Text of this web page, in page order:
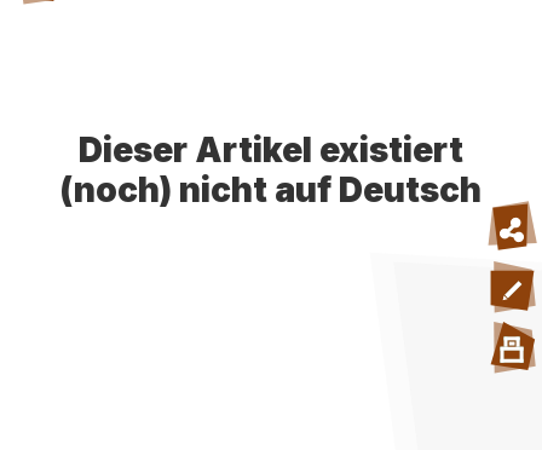
Dieser Artikel existiert
(noch) nicht auf Deutsch